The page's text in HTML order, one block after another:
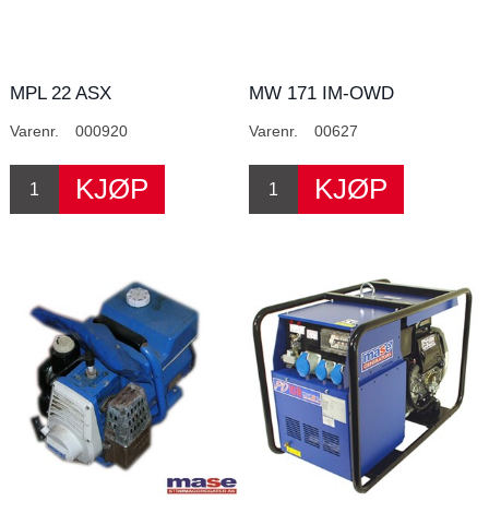
MPL 22 ASX
Varenr. 000920
MW 171 IM-OWD
Varenr. 00627